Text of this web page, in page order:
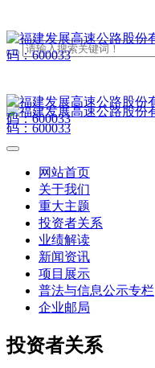
网站首页
关于我们
重大主题
投资者关系
业绩解读
新闻资讯
项目展示
普法与信息公示专栏
企业邮局
投资者关系